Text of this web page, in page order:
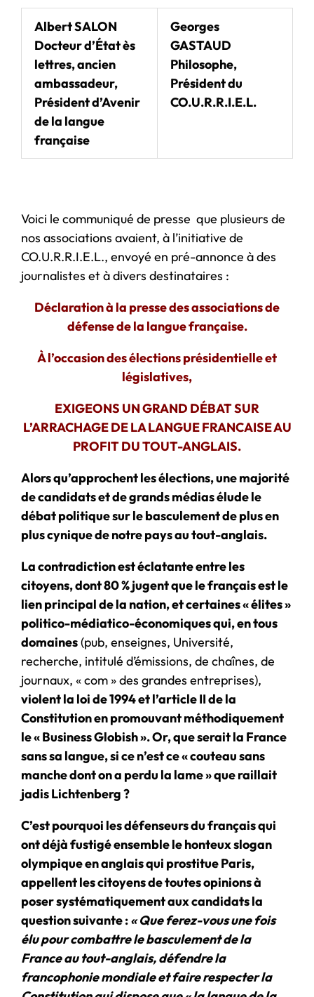
Albert SALON
Docteur d’État ès
lettres, ancien
ambassadeur,
Président d’Avenir
de la langue
française
Georges
GASTAUD
Philosophe,
Président du
CO.U.R.R.I.E.L.
Voici le communiqué de presse que plusieurs de
nos associations avaient, à l’initiative de
CO.U.R.R.I.E.L., envoyé en pré-annonce à des
journalistes et à divers destinataires :
Déclaration à la presse des associations de
défense de la langue française.
À l’occasion des élections présidentielle et
législatives,
EXIGEONS UN GRAND DÉBAT SUR
L’ARRACHAGE DE LA LANGUE FRANCAISE AU
PROFIT DU TOUT-ANGLAIS.
Alors qu’approchent les élections, une majorité
de candidats et de grands médias élude le
débat politique sur le basculement de plus en
plus cynique de notre pays au tout-anglais.
La contradiction est éclatante entre les
citoyens, dont 80 % jugent que le français est le
lien principal de la nation, et certaines « élites »
politico-médiatico-économiques qui, en tous
domaines(pub, enseignes, Université,
recherche, intitulé d’émissions, de chaînes, de
journaux, « com » des grandes entreprises),
violent la loi de 1994 et l’article II de la
Constitution en promouvant méthodiquement
le « Business Globish ». Or, que serait la France
sans sa langue, si ce n’est ce « couteau sans
manche dont on a perdu la lame » que raillait
jadis Lichtenberg ?
C’est pourquoi les défenseurs du français qui
ont déjà fustigé ensemble le honteux slogan
olympique en anglais qui prostitue Paris,
appellent les citoyens de toutes opinions à
poser systématiquement aux candidats la
question suivante :« Que ferez-vous une fois
élu pour combattre le basculement de la
France au tout-anglais, défendre la
francophonie mondiale et faire respecter la